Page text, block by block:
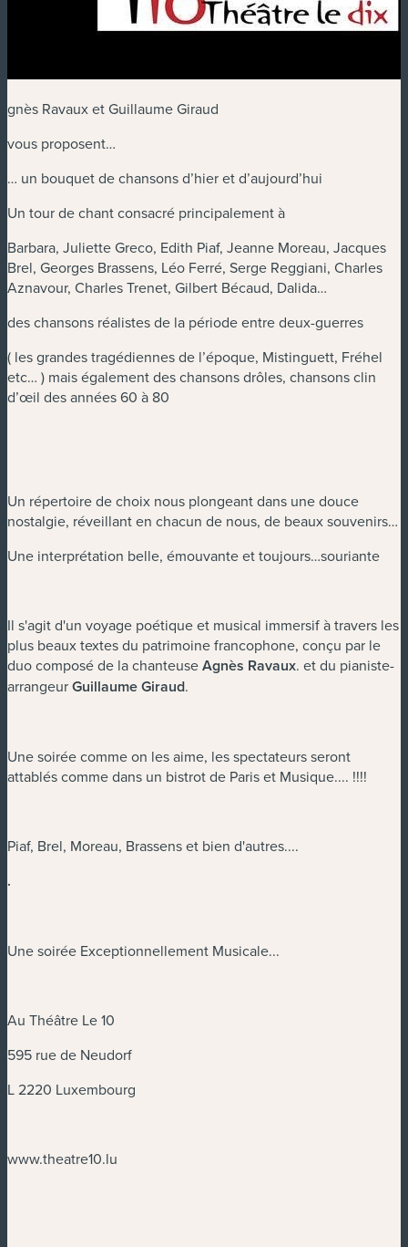
gnès Ravaux et Guillaume Giraud
vous proposent…
… un bouquet de chansons d’hier et d’aujourd’hui
Un tour de chant consacré principalement à
Barbara, Juliette Greco, Edith Piaf, Jeanne Moreau, Jacques
Brel, Georges Brassens, Léo Ferré, Serge Reggiani, Charles
Aznavour, Charles Trenet, Gilbert Bécaud, Dalida…
des chansons réalistes de la période entre deux-guerres
( les grandes tragédiennes de l’époque, Mistinguett, Fréhel
etc… ) mais également des chansons drôles, chansons clin
d’œil des années 60 à 80
Un répertoire de choix nous plongeant dans une douce
nostalgie, réveillant en chacun de nous, de beaux souvenirs…
Une interprétation belle, émouvante et toujours…souriante
Il s'agit d'un voyage poétique et musical immersif à travers les
plus beaux textes du patrimoine francophone, conçu par le
duo composé de la chanteuseAgnès Ravaux. et du pianiste-
arrangeurGuillaume Giraud.
Une soirée comme on les aime, les spectateurs seront
attablés comme dans un bistrot de Paris et Musique.... !!!!
Piaf, Brel, Moreau, Brassens et bien d'autres....
.
Une soirée Exceptionnellement Musicale...
Au Théâtre Le 10
595 rue de Neudorf
L 2220 Luxembourg
www.theatre10.lu